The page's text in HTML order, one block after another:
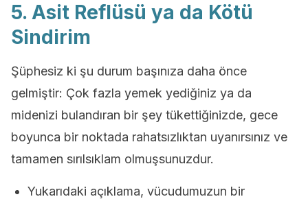
5. Asit Reflüsü ya da Kötü
Sindirim
Şüphesiz ki şu durum başınıza daha önce
gelmiştir: Çok fazla yemek yediğiniz ya da
midenizi bulandıran bir şey tükettiğinizde, gece
boyunca bir noktada rahatsızlıktan uyanırsınız ve
tamamen sırılsıklam olmuşsunuzdur.
Yukarıdaki açıklama, vücudumuzun bir